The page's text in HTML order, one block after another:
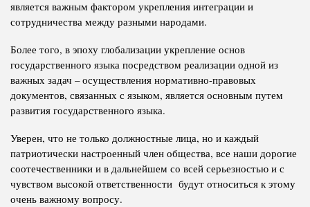
является важным фактором укрепления интеграции и
сотрудничества между разными народами.
Более того, в эпоху глобализации укрепление основ
государственного языка посредством реализации одной из
важных задач – осуществления нормативно-правовых
документов, связанных с языком, является основным путем
развития государственного языка.
Уверен, что не только должностные лица, но и каждый
патриотически настроенный член общества, все наши дорогие
соотечественники и в дальнейшем со всей серьезностью и с
чувством высокой ответственности будут относиться к этому
очень важному вопросу.